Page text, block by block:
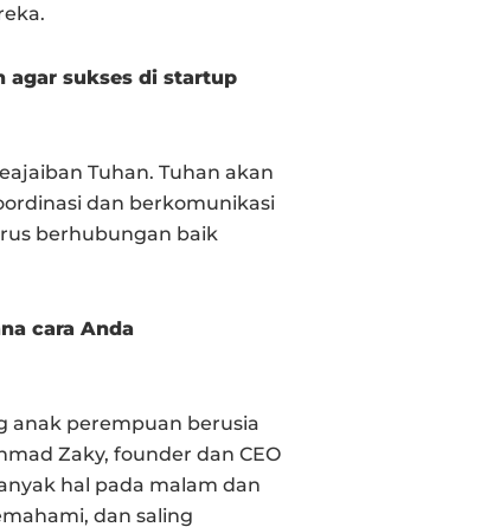
agar sukses di startup
Tuhan. Tuhan akan
dan berkomunikasi
berhubungan baik
cara Anda
anak perempuan berusia
Zaky, founder dan CEO
hal pada malam dan
dan saling